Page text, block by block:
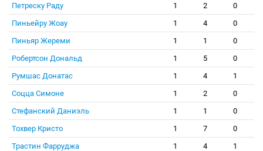
Петреску Раду
1 2
0
Пиньейру Жоау
1 4
0
Пиньяр Жереми
1 1
0
Робертсон Дональд
1 5
0
Румшас Донатас
1 4
1
Соцца Симоне
1 2
0
Стефанский Даниэль
1 1
0
Тохвер Кристо
1 7
0
Трастин Фарруджа
1 4
1